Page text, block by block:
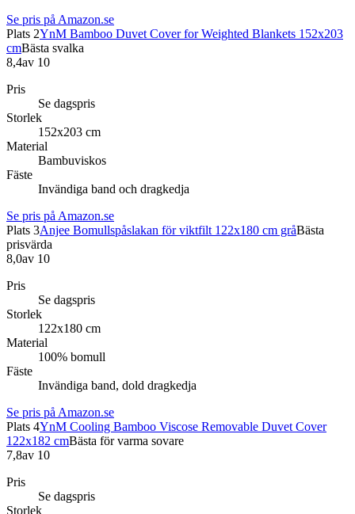
Se pris på Amazon.se
Plats 2YnM Bamboo Duvet Cover for Weighted Blankets 152x203
cmBästa svalka
8,4av 10
Pris
Se dagspris
Storlek
152x203 cm
Material
Bambuviskos
Fäste
Invändiga band och dragkedja
Se pris på Amazon.se
Plats 3Anjee Bomullspåslakan för viktfilt 122x180 cm gråBästa
prisvärda
8,0av 10
Pris
Se dagspris
Storlek
122x180 cm
Material
100% bomull
Fäste
Invändiga band, dold dragkedja
Se pris på Amazon.se
Plats 4YnM Cooling Bamboo Viscose Removable Duvet Cover
122x182 cmBästa för varma sovare
7,8av 10
Pris
Se dagspris
Storlek